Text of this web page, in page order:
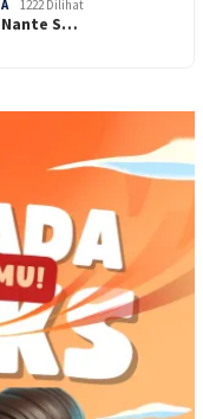
1222 Dilihat
Nante S…